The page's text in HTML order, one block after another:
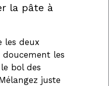
la pâte à
les deux
doucement les
bol des
juste